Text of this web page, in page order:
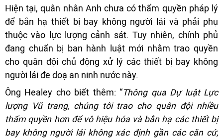
Hiện tại, quân nhân Anh chưa có thẩm quyền pháp lý
để bắn hạ thiết bị bay không người lái và phải phụ
thuộc vào lực lượng cảnh sát. Tuy nhiên, chính phủ
đang chuẩn bị ban hành luật mới nhằm trao quyền
cho quân đội chủ động xử lý các thiết bị bay không
người lái đe doạ an ninh nước này.
Ông Healey cho biết thêm: “Thông qua Dự luật Lực
lượng Vũ trang, chúng tôi trao cho quân đội nhiều
thẩm quyền hơn để vô hiệu hóa và bắn hạ các thiết bị
bay không người lái không xác định gần các căn cứ,